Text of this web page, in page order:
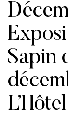
Sapin